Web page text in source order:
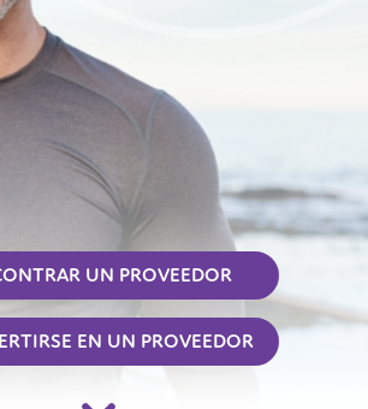
UN PROVEEDOR
EN UN PROVEEDOR